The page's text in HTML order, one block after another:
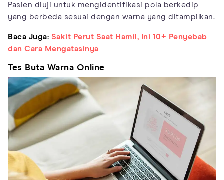
Pasien diuji untuk mengidentifikasi pola berkedip
yang berbeda sesuai dengan warna yang ditampilkan.
Baca Juga: Sakit Perut Saat Hamil, Ini 10+ Penyebab
dan Cara Mengatasinya
Tes Buta Warna Online